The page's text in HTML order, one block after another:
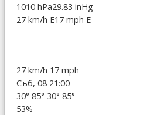
1010 hPa29.83 inHg
27 km/h E17 mph E
27 km/h 17 mph
Съб, 08 21:00
30° 85° 30° 85°
53%